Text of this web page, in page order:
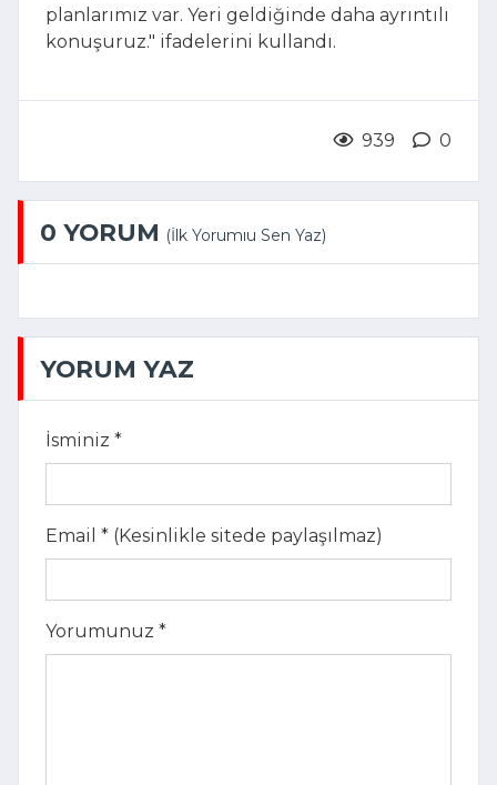
planlarımız var. Yeri geldiğinde daha ayrıntılı
konuşuruz." ifadelerini kullandı.
939 0
0 YORUM (İlk Yorumıu Sen Yaz)
YORUM YAZ
İsminiz *
Email * (Kesinlikle sitede paylaşılmaz)
Yorumunuz *